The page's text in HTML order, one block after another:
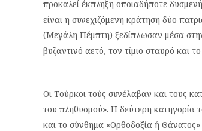
προκαλεί έκπληξη οποιαδήποτε
είναι η συνεχιζόμενη κράτηση δύο
(Μεγάλη Πέμπτη) ξεδίπλωσαν μέσα
βυζαντινό αετό, τον τίμιο σταυρό και
Οι Τούρκοι τούς συνέλαβαν και τους
του πληθυσμού». Η δεύτερη κατηγορία
και το σύνθημα «Ορθοδοξία ή